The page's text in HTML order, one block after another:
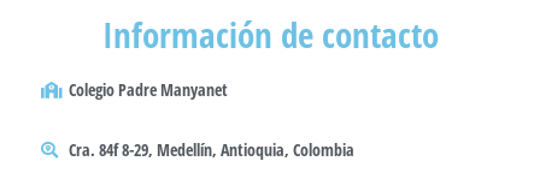
Información de contacto
Colegio Padre Manyanet
Cra. 84f 8-29, Medellín, Antioquia, Colombia